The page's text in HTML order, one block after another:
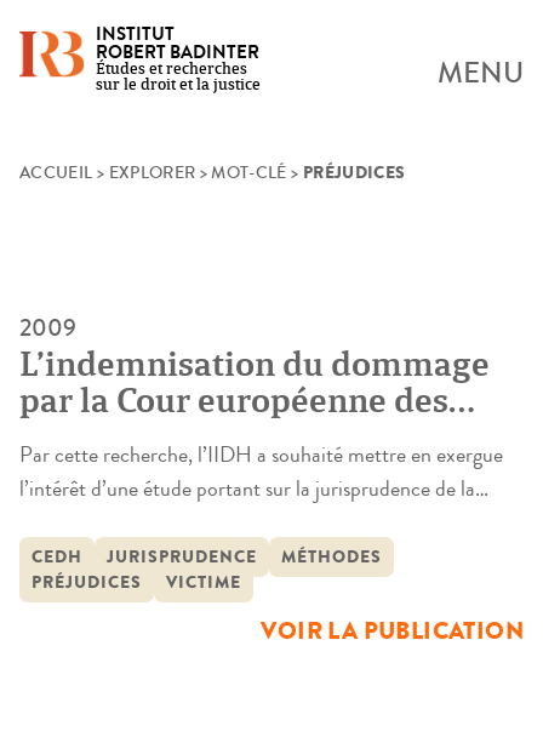
Skip
INSTITUT
ROBERT BADINTER
Études et recherches
sur le droit et la justice
MENU
ACCUEIL > EXPLORER >MOT-CLÉ > PRÉJUDICES
2009
L’indemnisation du dommage
par la Cour européenne des
droits de l’homme et ses effets
en droit français
Par cette recherche, l’IIDH a souhaité mettre en exergue
l’intérêt d’une étude portant sur la jurisprudence de la
question d’indemnisation du dommage. En effet, les
préoccupations présentes au niveau national s’y retrouvent
mutatis mutandis formulées de la même façon ; ainsi en va-
CEDH JURISPRUDENCE
MÉTHODES
PRÉJUDICES
VICTIME
VOIR LA PUBLICATION